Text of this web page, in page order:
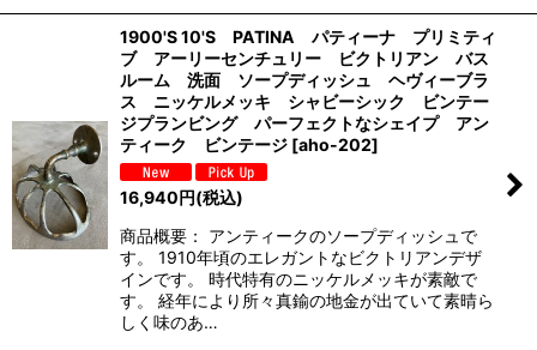
1900'S 10'S PATINA パティーナ プリミティ
ブ アーリーセンチュリー ビクトリアン バス
ルーム 洗面 ソープディッシュ ヘヴィーブラ
ス ニッケルメッキ シャビーシック ビンテー
ジプランビング パーフェクトなシェイプ アン
ティーク ビンテージ [aho-202]
16,940円(税込)
商品概要： アンティークのソープディッシュで
す。 1910年頃のエレガントなビクトリアンデザ
インです。 時代特有のニッケルメッキが素敵で
す。 経年により所々真鍮の地金が出ていて素晴ら
しく味のあ…